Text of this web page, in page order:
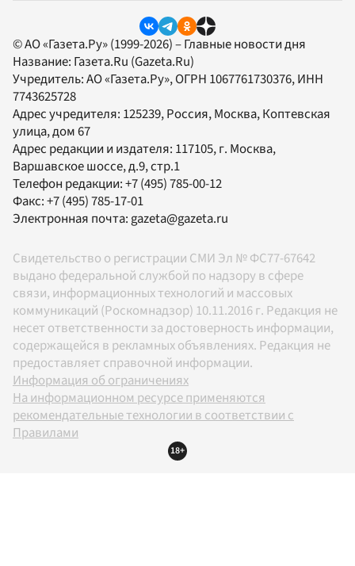
© АО «Газета.Ру» (1999-2026) – Главные новости дня
Название: Газета.Ru (Gazeta.Ru)
Учредитель:АО «Газета.Ру», ОГРН 1067761730376, ИНН
7743625728
Адрес учредителя: 125239, Россия, Москва, Коптевская
улица, дом 67
Адрес редакции и издателя: 117105, г. Москва,
Варшавское шоссе, д.9, стр.1
Телефон редакции:+7 (495) 785-00-12
Факс:+7 (495) 785-17-01
Электронная почта: gazeta@gazeta.ru
Свидетельство о регистрации СМИ Эл № ФС77-67642
выдано федеральной службой по надзору в сфере
связи, информационных технологий и массовых
коммуникаций (Роскомнадзор) 10.11.2016 г. Редакция не
несет ответственности за достоверность информации,
содержащейся в рекламных объявлениях. Редакция не
предоставляет справочной информации.
Информация об ограничениях
На информационном ресурсе применяются
рекомендательные технологии в соответствии с
Правилами
18+